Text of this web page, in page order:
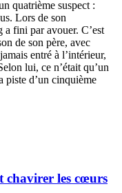
quatrième suspect :
Lors de son
fini par avouer. C’est
de son père, avec
entré à l’intérieur,
lui, ce n’était qu’un
piste d’un cinquième
chavirer les cœurs